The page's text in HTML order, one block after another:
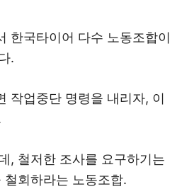
한국타이어 다수 노동조합이
.
작업중단 명령을 내리자, 이
, 철저한 조사를 요구하기는
회하라는 노동조합.